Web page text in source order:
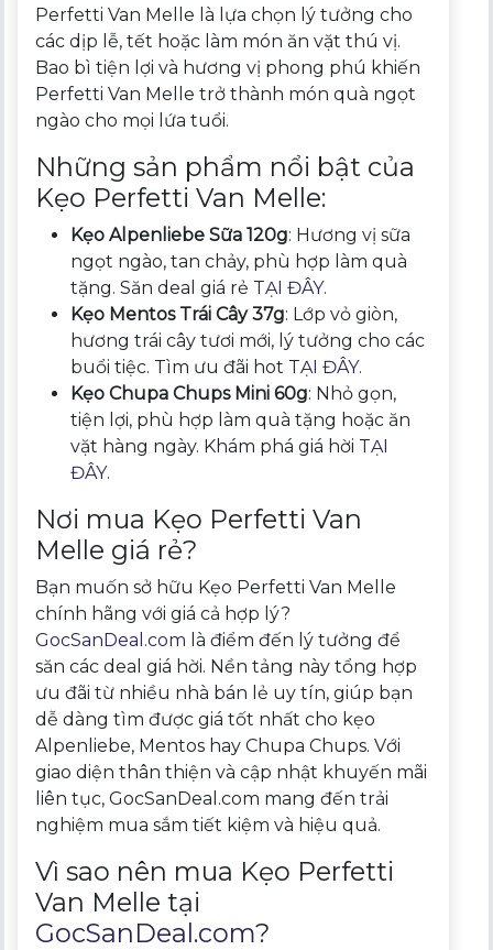
Perfetti Van Melle là lựa chọn lý tưởng cho
các dịp lễ, tết hoặc làm món ăn vặt thú vị.
Bao bì tiện lợi và hương vị phong phú khiến
Perfetti Van Melle trở thành món quà ngọt
ngào cho mọi lứa tuổi.
Những sản phẩm nổi bật của
Kẹo Perfetti Van Melle:
Kẹo Alpenliebe Sữa 120g: Hương vị sữa
ngọt ngào, tan chảy, phù hợp làm quà
tặng. Săn deal giá rẻ TẠI ĐÂY.
Kẹo Mentos Trái Cây 37g: Lớp vỏ giòn,
hương trái cây tươi mới, lý tưởng cho các
buổi tiệc. Tìm ưu đãi hot TẠI ĐÂY.
Kẹo Chupa Chups Mini 60g: Nhỏ gọn,
tiện lợi, phù hợp làm quà tặng hoặc ăn
vặt hàng ngày. Khám phá giá hời TẠI
ĐÂY.
Nơi mua Kẹo Perfetti Van
Melle giá rẻ?
Bạn muốn sở hữu Kẹo Perfetti Van Melle
chính hãng với giá cả hợp lý?
GocSanDeal.com là điểm đến lý tưởng để
săn các deal giá hời. Nền tảng này tổng hợp
ưu đãi từ nhiều nhà bán lẻ uy tín, giúp bạn
dễ dàng tìm được giá tốt nhất cho kẹo
Alpenliebe, Mentos hay Chupa Chups. Với
giao diện thân thiện và cập nhật khuyến mãi
liên tục, GocSanDeal.com mang đến trải
nghiệm mua sắm tiết kiệm và hiệu quả.
Vì sao nên mua Kẹo Perfetti
Van Melle tại
GocSanDeal.com?